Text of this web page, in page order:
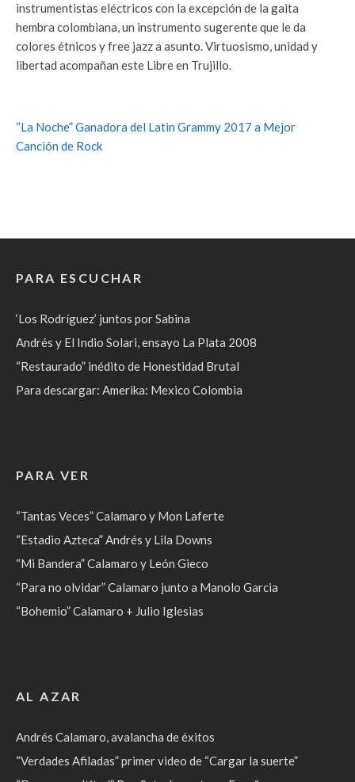
instrumentistas eléctricos con la excepción de la gaita
hembra colombiana, un instrumento sugerente que le da
colores étnicos y free jazz a asunto. Virtuosismo, unidad y
libertad acompañan este Libre en Trujillo.
“La Noche” Ganadora del Latin Grammy 2017 a Mejor
Canción de Rock
PARA ESCUCHAR
‘Los Rodríguez’ juntos por Sabina
Andrés y El Indio Solari, ensayo La Plata 2008
“Restaurado” inédito de Honestidad Brutal
Para descargar: Amerika: Mexico Colombia
PARA VER
“Tantas Veces” Calamaro y Mon Laferte
“Estadio Azteca” Andrés y Lila Downs
“Mi Bandera” Calamaro y León Gieco
“Para no olvidar” Calamaro junto a Manolo Garcia
“Bohemio” Calamaro + Julio Iglesias
AL AZAR
Andrés Calamaro, avalancha de éxitos
“Verdades Afiladas” primer video de “Cargar la suerte”